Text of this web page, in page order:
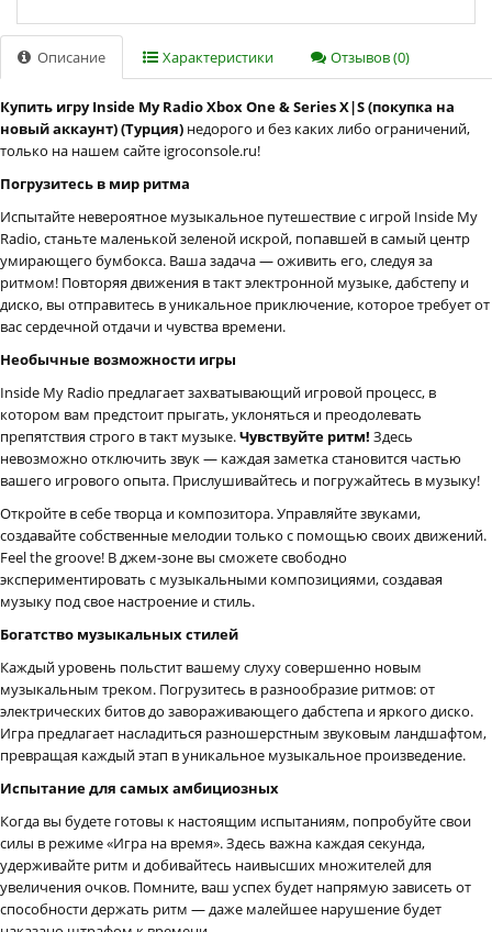
Описание Характеристики Отзывов (0)
Купить игру Inside My Radio Xbox One & Series X|S (покупка на
новый аккаунт) (Турция) недорого и без каких либо ограничений,
только на нашем сайте igroconsole.ru!
Погрузитесь в мир ритма
Испытайте невероятное музыкальное путешествие с игрой Inside My
Radio, станьте маленькой зеленой искрой, попавшей в самый центр
умирающего бумбокса. Ваша задача — оживить его, следуя за
ритмом! Повторяя движения в такт электронной музыке, дабстепу и
диско, вы отправитесь в уникальное приключение, которое требует от
вас сердечной отдачи и чувства времени.
Необычные возможности игры
Inside My Radio предлагает захватывающий игровой процесс, в
котором вам предстоит прыгать, уклоняться и преодолевать
препятствия строго в такт музыке.Чувствуйте ритм! Здесь
невозможно отключить звук — каждая заметка становится частью
вашего игрового опыта. Прислушивайтесь и погружайтесь в музыку!
Откройте в себе творца и композитора. Управляйте звуками,
создавайте собственные мелодии только с помощью своих движений.
Feel the groove! В джем-зоне вы сможете свободно
экспериментировать с музыкальными композициями, создавая
музыку под свое настроение и стиль.
Богатство музыкальных стилей
Каждый уровень польстит вашему слуху совершенно новым
музыкальным треком. Погрузитесь в разнообразие ритмов: от
электрических битов до завораживающего дабстепа и яркого диско.
Игра предлагает насладиться разношерстным звуковым ландшафтом,
превращая каждый этап в уникальное музыкальное произведение.
Испытание для самых амбициозных
Когда вы будете готовы к настоящим испытаниям, попробуйте свои
силы в режиме «Игра на время». Здесь важна каждая секунда,
удерживайте ритм и добивайтесь наивысших множителей для
увеличения очков. Помните, ваш успех будет напрямую зависеть от
способности держать ритм — даже малейшее нарушение будет